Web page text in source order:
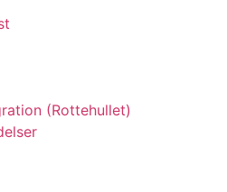
(Rottehullet)